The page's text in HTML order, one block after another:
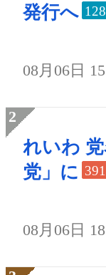
発行へ 128
08月06日
れいわ
党」に 391
08月06日